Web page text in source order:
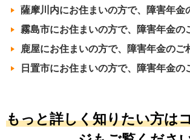
薩摩川内にお住まいの方で、障害年金
霧島市にお住まいの方で、障害年金の
鹿屋にお住まいの方で、障害年金のご
日置市にお住まいの方で、障害年金の
もっと詳しく知りたい方は